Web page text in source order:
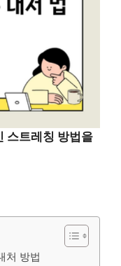
스트레칭 방법을
처 방법